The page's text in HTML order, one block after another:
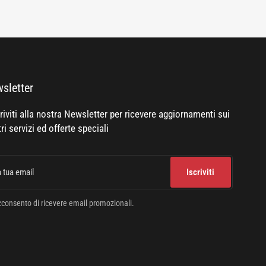
alla nostra Newsletter per ricevere aggiornamenti sui
servizi ed offerte speciali
Iscriviti
di ricevere email promozionali.